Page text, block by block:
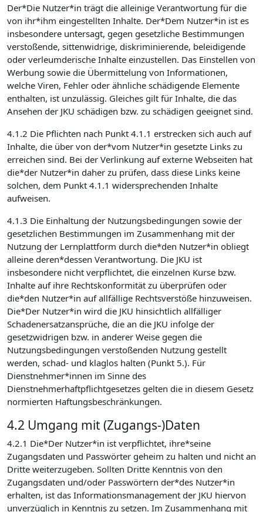
Der*Die Nutzer*in trägt die alleinige Verantwortung für die
von ihr*ihm eingestellten Inhalte. Der*Dem Nutzer*in ist es
insbesondere untersagt, gegen gesetzliche Bestimmungen
verstoßende, sittenwidrige, diskriminierende, beleidigende
oder verleumderische Inhalte einzustellen. Das Einstellen von
Werbung sowie die Übermittelung von Informationen,
welche Viren, Fehler oder ähnliche schädigende Elemente
enthalten, ist unzulässig. Gleiches gilt für Inhalte, die das
Ansehen der JKU schädigen bzw. zu schädigen geeignet sind.
4.1.2 Die Pflichten nach Punkt 4.1.1 erstrecken sich auch auf
Inhalte, die über von der*vom Nutzer*in gesetzte Links zu
erreichen sind. Bei der Verlinkung auf externe Webseiten hat
die*der Nutzer*in daher zu prüfen, dass diese Links keine
solchen, dem Punkt 4.1.1 widersprechenden Inhalte
aufweisen.
4.1.3 Die Einhaltung der Nutzungsbedingungen sowie der
gesetzlichen Bestimmungen im Zusammenhang mit der
Nutzung der Lernplattform durch die*den Nutzer*in obliegt
alleine deren*dessen Verantwortung. Die JKU ist
insbesondere nicht verpflichtet, die einzelnen Kurse bzw.
Inhalte auf ihre Rechtskonformität zu überprüfen oder
die*den Nutzer*in auf allfällige Rechtsverstöße hinzuweisen.
Die*Der Nutzer*in wird die JKU hinsichtlich allfälliger
Schadenersatzansprüche, die an die JKU infolge der
gesetzwidrigen bzw. in anderer Weise gegen die
Nutzungsbedingungen verstoßenden Nutzung gestellt
werden, schad- und klaglos halten (Punkt 5.). Für
Dienstnehmer*innen im Sinne des
Dienstnehmerhaftpflichtgesetzes gelten die in diesem Gesetz
normierten Haftungsbeschränkungen.
4.2 Umgang mit (Zugangs-)Daten
4.2.1 Die*Der Nutzer*in ist verpflichtet, ihre*seine
Zugangsdaten und Passwörter geheim zu halten und nicht an
Dritte weiterzugeben. Sollten Dritte Kenntnis von den
Zugangsdaten und/oder Passwörtern der*des Nutzer*in
erhalten, ist das Informationsmanagement der JKU hiervon
unverzüglich in Kenntnis zu setzen. Im Zusammenhang mit